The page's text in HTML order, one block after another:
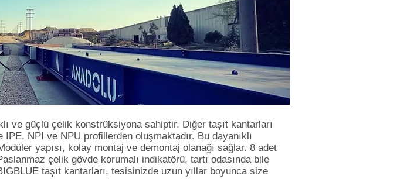
ve güçlü çelik konstrüksiyona sahiptir. Diğer taşıt kantarları
NPI ve NPU profillerden oluşmaktadır. Bu dayanıklı
yapısı, kolay montaj ve demontaj olanağı sağlar. 8 adet
çelik gövde korumalı indikatörü, tartı odasında bile
taşıt kantarları, tesisinizde uzun yıllar boyunca size